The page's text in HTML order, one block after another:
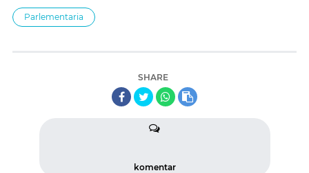
Parlementaria
SHARE
komentar